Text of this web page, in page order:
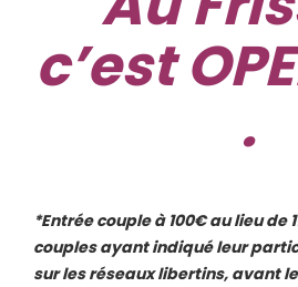
c’est
.
*Entrée couple à 100€ au lieu de
couples ayant indiqué leur
sur les réseaux libertins, avant